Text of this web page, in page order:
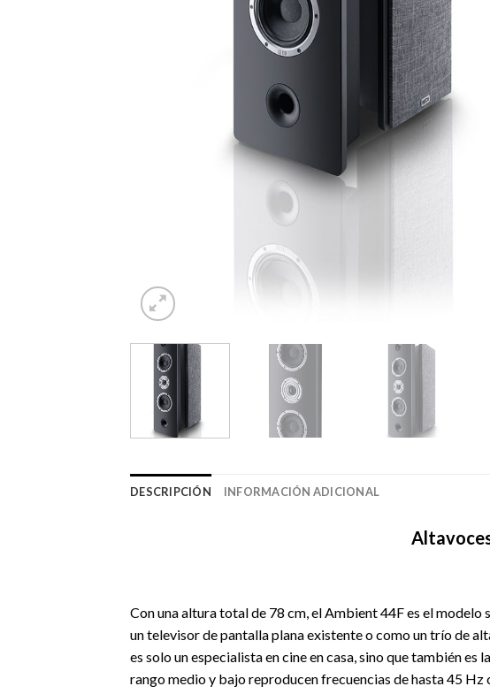
DESCRIPCIÓN INFORMACIÓN ADICIONAL
Con una altura total de 78 cm, el Ambient 44F es el modelo
un televisor de pantalla plana existente o como un trío de
es solo un especialista en cine en casa, sino que también
rango medio y bajo reproducen frecuencias de hasta 45